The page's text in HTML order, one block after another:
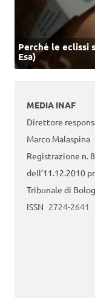
Perché le eclissi
Esa)
MEDIA INAF
Direttore
Marco Malaspina
Registrazione n.
dell’11.12.2010
Tribunale di
ISSN 2724-2641